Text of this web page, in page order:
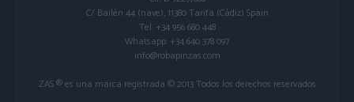
C/ Bailén 44 (nave), 11380 Tarifa (Cádiz) Spain
Tel. +34 956 680 448
Whatsapp: +34 640 378 097
info@robapinzas.com
ZAS ® es una marca registrada © 2013 Todos los derechos reservados